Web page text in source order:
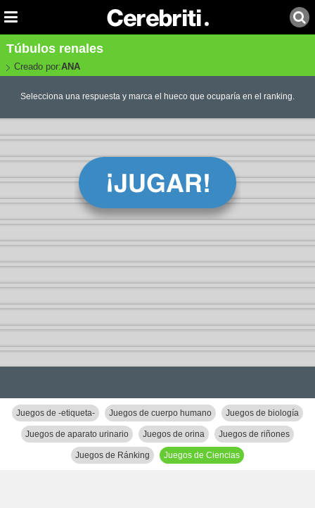
Túbulos renales
Creado por:ANA
Selecciona una respuesta y marca el hueco que ocuparía en el ranking.
Juegos de -etiqueta- Juegos de cuerpo humano Juegos de biología
Juegos de aparato urinario Juegos de orina Juegos de riñones
Juegos de Ránking Juegos de Ciencias